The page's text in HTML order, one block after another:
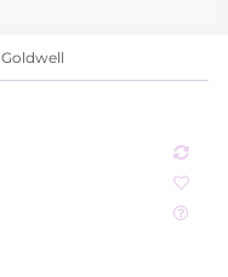
Goldwell